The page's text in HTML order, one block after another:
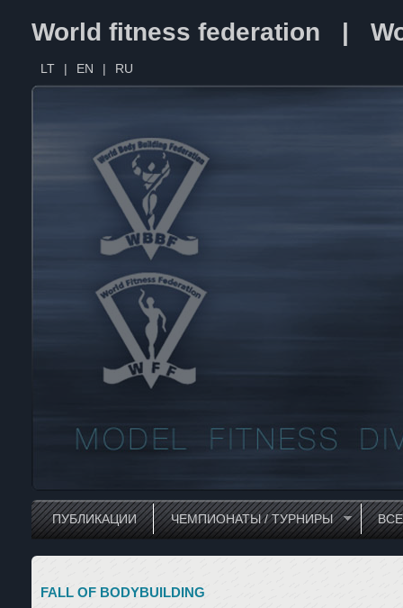
World fitness federation |
LT | EN | RU
ПУБЛИКАЦИИ ЧЕМПИОНАТЫ / ТУРНИРЫ
FALL OF BODYBUILDING